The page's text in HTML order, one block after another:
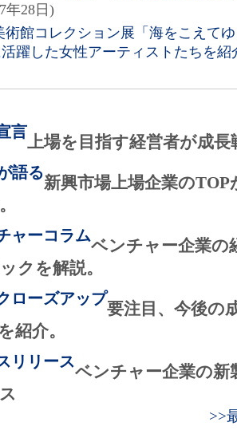
年28日)
術館コレクション展「海をこえて
躍した女性アーティストたちを紹
言
上場を目指す経営者が成
語る
新興市場上場企業の
ャーコラム
ベンチャー企業の
クを解説。
ローズアップ
要注目、今後の
紹介。
リリース
ベンチャー企業の新
>>